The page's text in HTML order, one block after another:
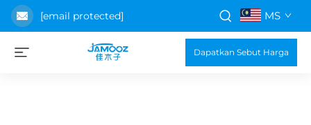
[email protected] MS
Dapatkan Sebut Harga